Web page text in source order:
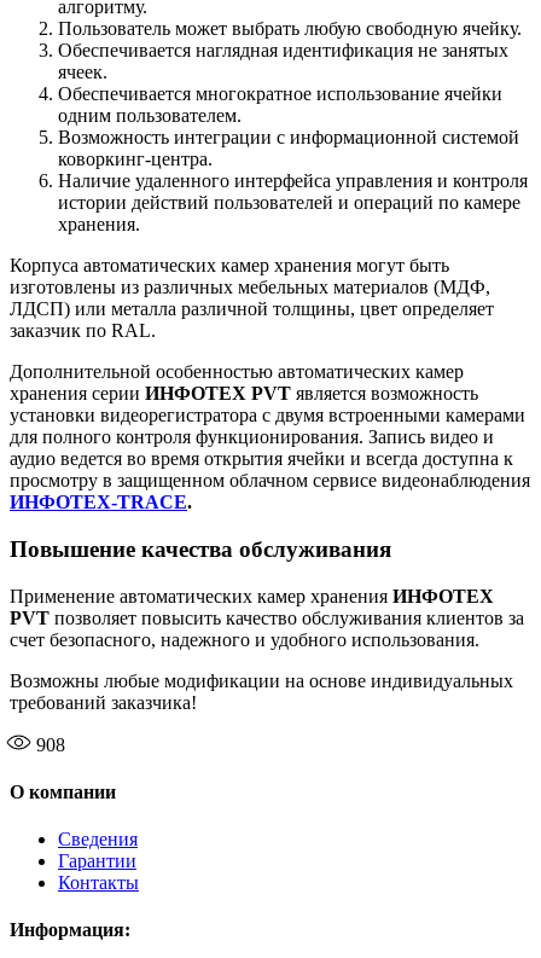
алгоритму.
Пользователь может выбрать любую свободную ячейку.
Обеспечивается наглядная идентификация не занятых
ячеек.
Обеспечивается многократное использование ячейки
одним пользователем.
Возможность интеграции с информационной системой
коворкинг-центра.
Наличие удаленного интерфейса управления и контроля
истории действий пользователей и операций по камере
хранения.
Корпуса автоматических камер хранения могут быть
изготовлены из различных мебельных материалов (МДФ,
ЛДСП) или металла различной толщины, цвет определяет
заказчик по RAL.
Дополнительной особенностью автоматических камер
хранения серии ИНФОТЕХ PVT является возможность
установки видеорегистратора с двумя встроенными камерами
для полного контроля функционирования. Запись видео и
аудио ведется во время открытия ячейки и всегда доступна к
просмотру в защищенном облачном сервисе видеонаблюдения
ИНФОТЕХ-TRACE.
Повышение качества обслуживания
Применение автоматических камер хранения ИНФОТЕХ
PVT позволяет повысить качество обслуживания клиентов за
счет безопасного, надежного и удобного использования.
Возможны любые модификации на основе индивидуальных
требований заказчика!
908
О компании
Сведения
Гарантии
Контакты
Информация: